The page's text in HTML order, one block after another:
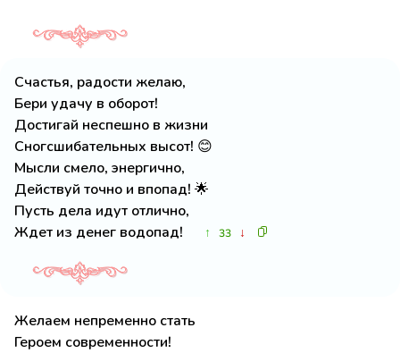
Счастья, радости желаю,
Бери удачу в оборот!
Достигай неспешно в жизни
Сногсшибательных высот! 😊
Мысли смело, энергично,
Действуй точно и впопад! 🌟
Пусть дела идут отлично,
Ждет из денег водопад!
↑ 33 ↓
Желаем непременно стать
Героем современности!